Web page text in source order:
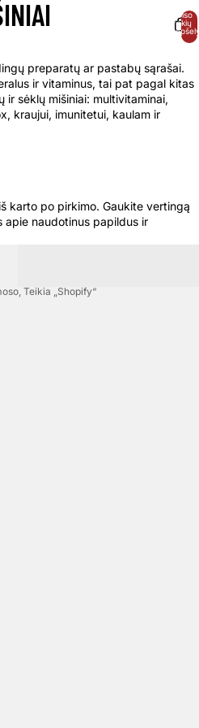
Iš viso
prekių
preparatų ar pastabų sąrašai.
ir vitaminus, tai pat pagal kitas
ir sėklų mišiniai: multivitaminai,
kraujui, imunitetui, kaulam ir
karto po pirkimo. Gaukite vertingą
apie naudotinus papildus ir
, Teikia „Shopify“